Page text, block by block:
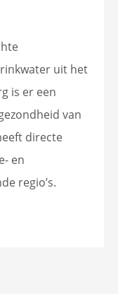
uit het
is er een
van
directe
en
regio’s.